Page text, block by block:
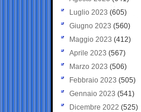
Luglio 2023 (605)
Giugno 2023 (560)
Maggio 2023 (412)
Aprile 2023 (567)
Marzo 2023 (506)
Febbraio 2023 (505)
Gennaio 2023 (541)
Dicembre 2022 (525)